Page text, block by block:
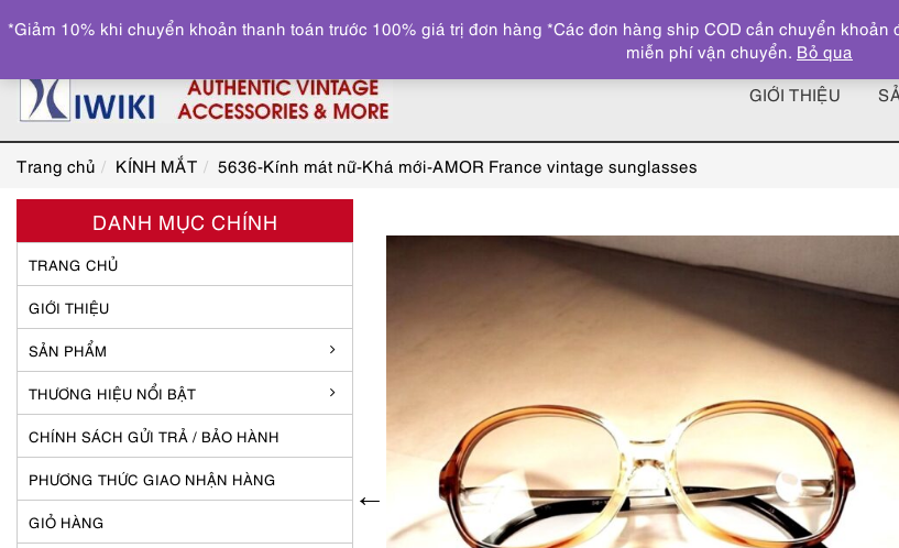
GIỚI THIỆU
Trang chủ KÍNH MẮT 5636-Kính mát nữ-Khá mới-AMOR France vintage sunglasses
DANH MỤC CHÍNH
TRANG CHỦ
GIỚI THIỆU
SẢN PHẨM
THƯƠNG HIỆU NỔI BẬT
CHÍNH SÁCH GỬI TRẢ / BẢO HÀNH
PHƯƠNG THỨC GIAO NHẬN HÀNG
GIỎ HÀNG
*Giảm 10% khi chuyển khoản thanh toán trước 100% giá trị đơn hàng *Các đơn hàng ship COD cần chuyển
miễn phí vận chuyển. Bỏ qua